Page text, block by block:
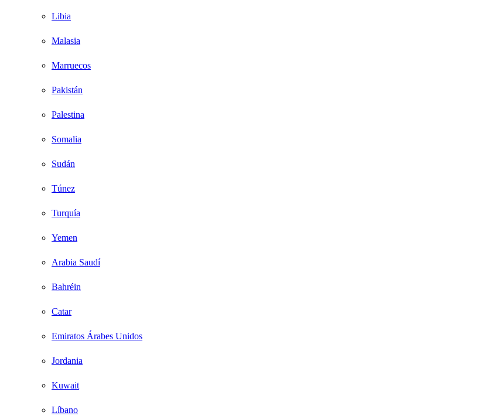
Libia
Malasia
Marruecos
Pakistán
Palestina
Somalia
Sudán
Túnez
Turquía
Yemen
Arabia Saudí
Bahréin
Catar
Emiratos Árabes Unidos
Jordania
Kuwait
Líbano